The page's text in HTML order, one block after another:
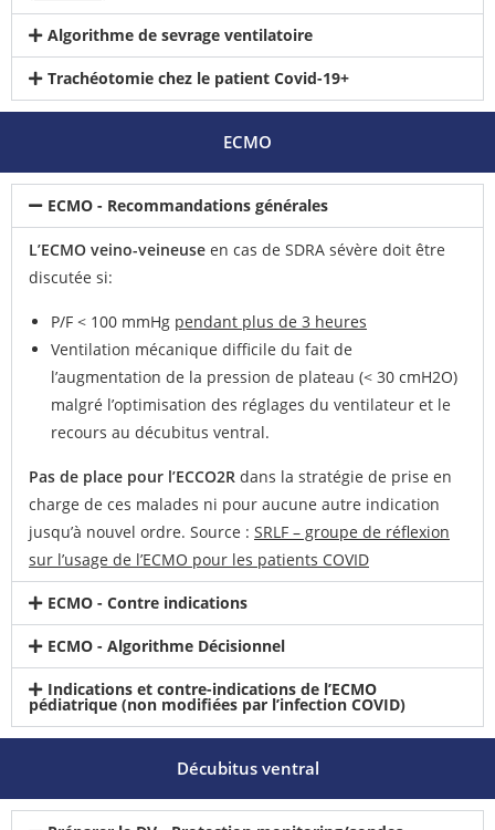
Algorithme de sevrage ventilatoire
Trachéotomie chez le patient Covid-19+
ECMO
ECMO - Recommandations générales
L’ECMO veino-veineuse en cas de SDRA sévère doit être
discutée si:
P/F < 100 mmHg pendant plus de 3 heures
Ventilation mécanique difficile du fait de
l’augmentation de la pression de plateau (< 30 cmH2O)
malgré l’optimisation des réglages du ventilateur et le
recours au décubitus ventral.
Pas de place pour l’ECCO2R dans la stratégie de prise en
charge de ces malades ni pour aucune autre indication
jusqu’à nouvel ordre. Source : SRLF – groupe de réflexion
sur l’usage de l’ECMO pour les patients COVID
ECMO - Contre indications
ECMO - Algorithme Décisionnel
Indications et contre-indications de l’ECMO
pédiatrique (non modifiées par l’infection COVID)
Décubitus ventral